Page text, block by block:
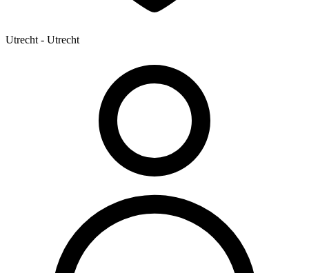
Utrecht - Utrecht